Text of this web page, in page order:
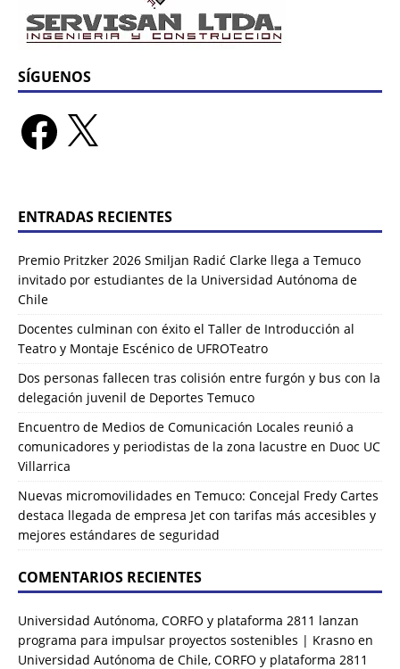
SÍGUENOS
ENTRADAS RECIENTES
Premio Pritzker 2026 Smiljan Radić Clarke llega a Temuco
invitado por estudiantes de la Universidad Autónoma de
Chile
Docentes culminan con éxito el Taller de Introducción al
Teatro y Montaje Escénico de UFROTeatro
Dos personas fallecen tras colisión entre furgón y bus con la
delegación juvenil de Deportes Temuco
Encuentro de Medios de Comunicación Locales reunió a
comunicadores y periodistas de la zona lacustre en Duoc UC
Villarrica
Nuevas micromovilidades en Temuco: Concejal Fredy Cartes
destaca llegada de empresa Jet con tarifas más accesibles y
mejores estándares de seguridad
COMENTARIOS RECIENTES
Universidad Autónoma, CORFO y plataforma 2811 lanzan
programa para impulsar proyectos sostenibles | Krasno en
Universidad Autónoma de Chile, CORFO y plataforma 2811